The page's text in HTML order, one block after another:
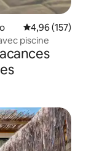
Évaluation
4,96 (157)
piscine